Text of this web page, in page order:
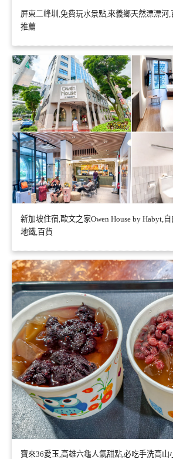
屏東二峰圳,免費玩水景點,來義鄉天然漂漂河
推薦
新加坡住宿,歐文之家Owen House by Habyt,
地鐵,百貨
寶來36愛玉,高雄六龜人氣甜點,必吃手洗高山